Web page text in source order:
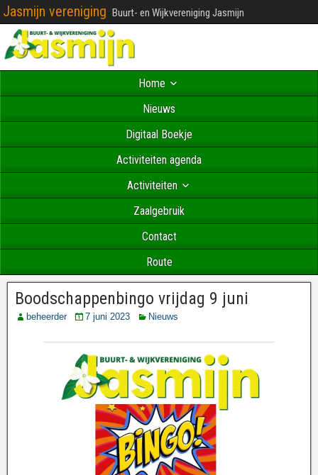
Jasmijn vereniging Buurt- en Wijkvereniging Jasmijn
Home
Nieuws
Digitaal Boekje
Activiteiten agenda
Activiteiten
Zaalgebruik
Contact
Route
Boodschappenbingo vrijdag 9 juni
beheerder 7 juni 2023 Nieuws